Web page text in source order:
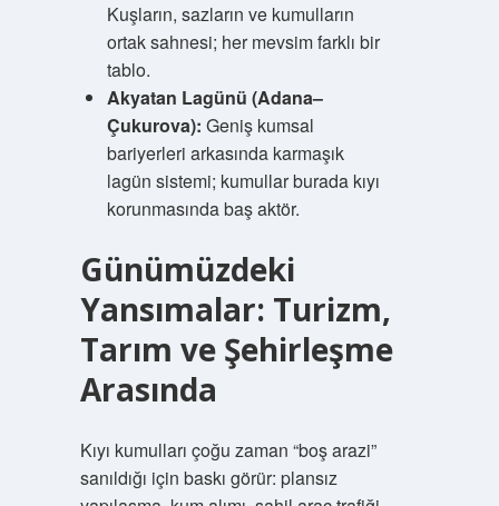
Kuşların, sazların ve kumulların
ortak sahnesi; her mevsim farklı bir
tablo.
Akyatan Lagünü (Adana–
Çukurova): Geniş kumsal
bariyerleri arkasında karmaşık
lagün sistemi; kumullar burada kıyı
korunmasında baş aktör.
Günümüzdeki
Yansımalar: Turizm,
Tarım ve Şehirleşme
Arasında
Kıyı kumulları çoğu zaman “boş arazi”
sanıldığı için baskı görür: plansız